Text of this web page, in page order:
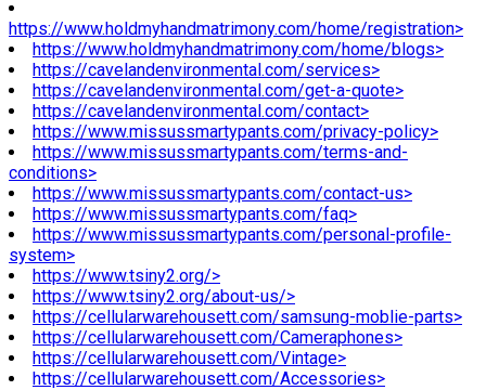
https://www.holdmyhandmatrimony.com/home/registration>
https://www.holdmyhandmatrimony.com/home/blogs>
https://cavelandenvironmental.com/services>
https://cavelandenvironmental.com/get-a-quote>
https://cavelandenvironmental.com/contact>
https://www.missussmartypants.com/privacy-policy>
https://www.missussmartypants.com/terms-and-
conditions>
https://www.missussmartypants.com/contact-us>
https://www.missussmartypants.com/faq>
https://www.missussmartypants.com/personal-profile-
system>
https://www.tsiny2.org/>
https://www.tsiny2.org/about-us/>
https://cellularwarehousett.com/samsung-moblie-parts>
https://cellularwarehousett.com/Cameraphones>
https://cellularwarehousett.com/Vintage>
https://cellularwarehousett.com/Accessories>